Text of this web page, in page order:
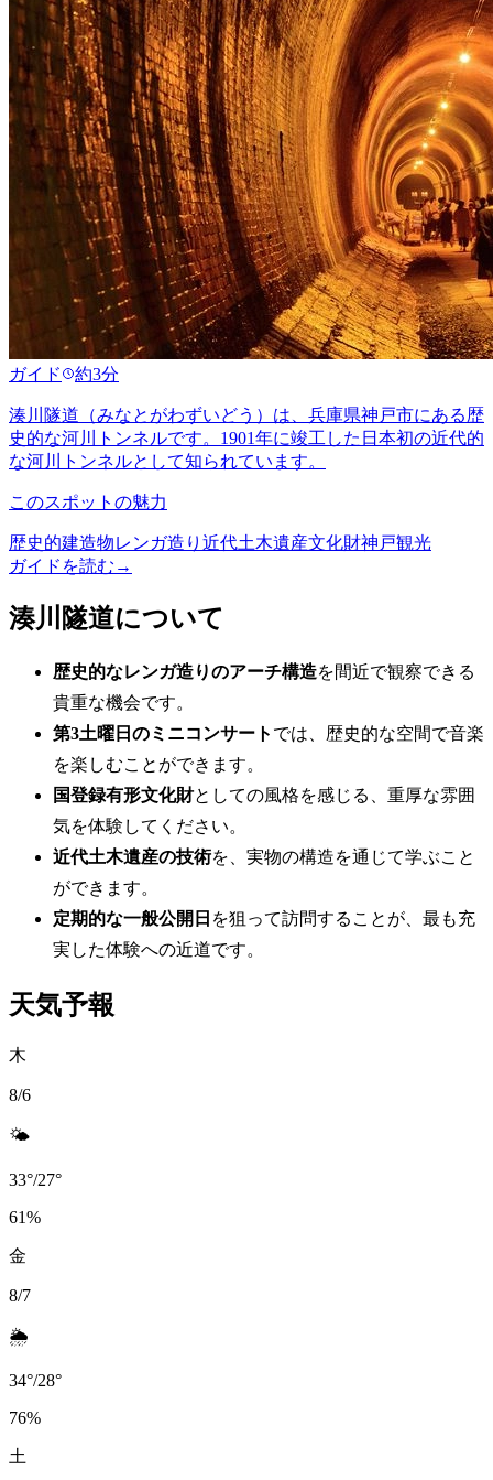
ガイド 約3分
湊川隧道（みなとがわずいどう）は、兵庫県神戸市にある歴
史的な河川トンネルです。1901年に竣工した日本初の近代的
な河川トンネルとして知られています。
このスポットの魅力
歴史的建造物レンガ造り 近代土木遺産文化財神戸観光
ガイドを読む →
湊川隧道について
歴史的なレンガ造りのアーチ構造を間近で観察できる
貴重な機会です。
第3土曜日のミニコンサート では、歴史的な空間で音楽
を楽しむことができます。
国登録有形文化財としての風格を感じる、重厚な雰囲
気を体験してください。
近代土木遺産の技術を、実物の構造を通じて学ぶこと
ができます。
定期的な一般公開日 を狙って訪問することが、最も充
実した体験への近道です。
天気予報
木
8/6
🌤️
33°/27°
61%
金
8/7
🌦️
34°/28°
76%
土